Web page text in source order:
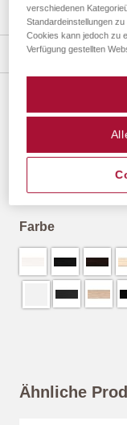
MADRID
8,44 € *
Farbe
Zum
Anfang
Bildergalerie
Details
Ähnliche
verschiedenen
Standardeinstellungen
Cookies kann jedoch zu
Verfügung gestellten